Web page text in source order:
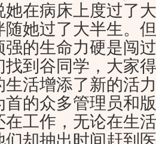
她在病床上度过了
随她过了大半生。
强的生命力硬是闯
找到谷同学，大家
生活增添了新的活
首的众多管理员和
在工作，无论在生
们却抽出时间赶到